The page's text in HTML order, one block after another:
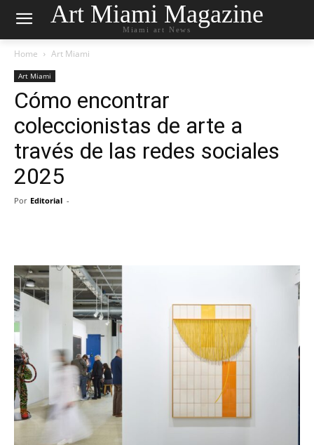
Art Miami Magazine
Miami art News
Home Art Miami
Art Miami
Cómo encontrar
coleccionistas de arte a
través de las redes sociales
2025
Por Editorial -